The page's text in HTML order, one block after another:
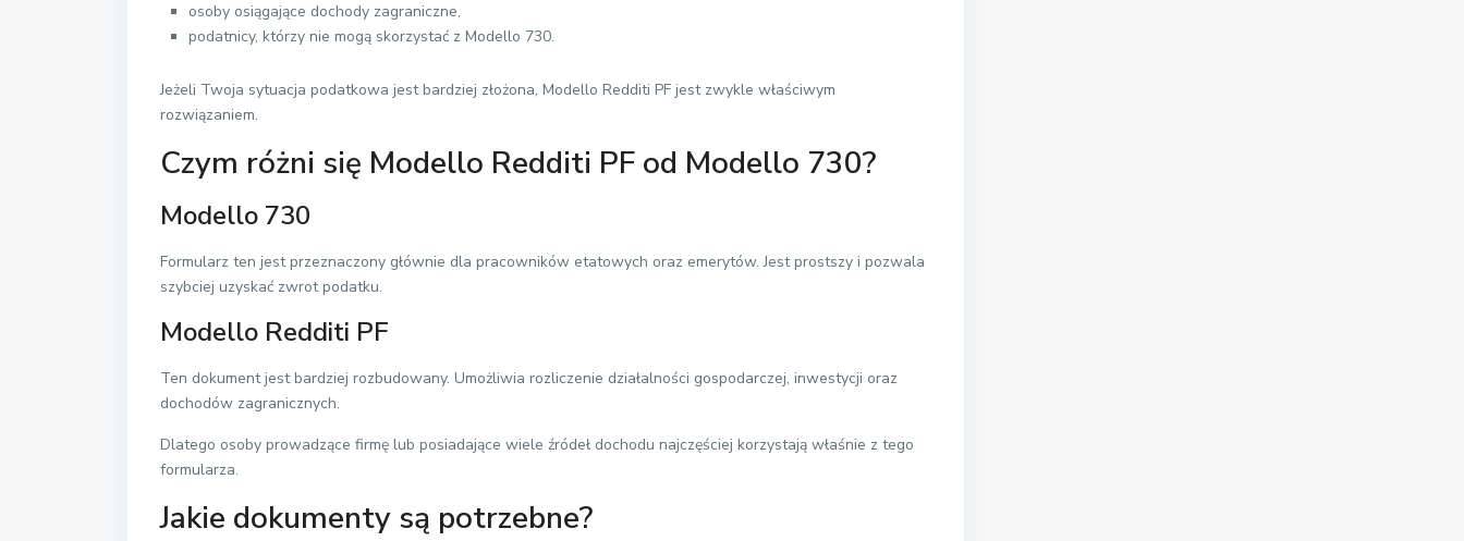
osoby osiągające dochody zagraniczne,
podatnicy, którzy nie mogą skorzystać z Modello 730.
Jeżeli Twoja sytuacja podatkowa jest bardziej złożona, Modello Redditi PF jest zwykle właściwym
rozwiązaniem.
Czym różni się Modello Redditi PF od Modello 730?
Modello 730
Formularz ten jest przeznaczony głównie dla pracowników etatowych oraz emerytów. Jest prostszy i pozwala
szybciej uzyskać zwrot podatku.
Modello Redditi PF
Ten dokument jest bardziej rozbudowany. Umożliwia rozliczenie działalności gospodarczej, inwestycji oraz
dochodów zagranicznych.
Dlatego osoby prowadzące firmę lub posiadające wiele źródeł dochodu najczęściej korzystają właśnie z tego
formularza.
Jakie dokumenty są potrzebne?